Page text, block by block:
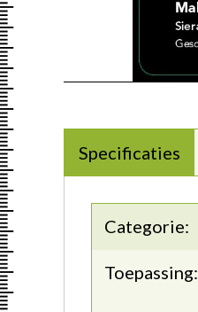
Specificaties
Categorie:
Toepassing: